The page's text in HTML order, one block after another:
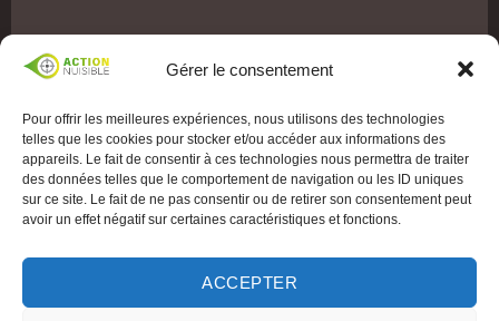
Gérer le consentement
Pour offrir les meilleures expériences, nous utilisons des technologies
telles que les cookies pour stocker et/ou accéder aux informations des
appareils. Le fait de consentir à ces technologies nous permettra de traiter
des données telles que le comportement de navigation ou les ID uniques
sur ce site. Le fait de ne pas consentir ou de retirer son consentement peut
avoir un effet négatif sur certaines caractéristiques et fonctions.
ACCEPTER